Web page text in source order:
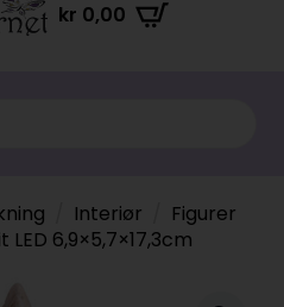
kr 0,00
Interiør
Figurer
6,9×5,7×17,3cm